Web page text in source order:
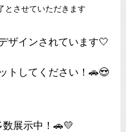
とさせていただきます
ザインされています🤍
トしてください！🚗😍
展示中！🚗💛